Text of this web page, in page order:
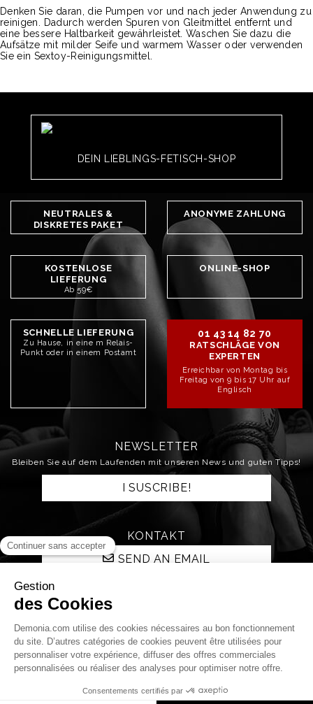
Denken Sie daran, die Pumpen vor und nach jeder Anwendung zu
reinigen. Dadurch werden Spuren von Gleitmittel entfernt und
eine bessere Haltbarkeit gewährleistet. Waschen Sie dazu die
Aufsätze mit milder Seife und warmem Wasser oder verwenden
Sie ein Sextoy-Reinigungsmittel.
DEIN LIEBLINGS-FETISCH-SHOP
NEUTRALES &
DISKRETES PAKET
ANONYME ZAHLUNG
KOSTENLOSE
LIEFERUNG
Ab 59€
ONLINE-SHOP
SCHNELLE LIEFERUNG
Zu Hause, in eine m Relais-
Punkt oder in einem Postamt
01 43 14 82 70
RATSCHLÄGE VON
EXPERTEN
Erreichbar von Montag bis
Freitag von 9 bis 17 Uhr auf
Englisch
NEWSLETTER
Bleiben Sie auf dem Laufenden mit unseren News und guten Tipps!
I SUSCRIBE!
KONTAKT
SEND AN EMAIL
STAY CONNECTED!
Qui sommes nous ? La boutique
La nuit Démonia
Livraison et retours
Paiements Mentions légales
C.G.V.
Protection des données personnelles